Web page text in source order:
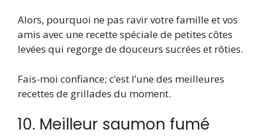
Alors, pourquoi ne pas ravir votre famille et vos
amis avec une recette spéciale de petites côtes
levées qui regorge de douceurs sucrées et rôties.
Fais-moi confiance; c’est l’une des meilleures
recettes de grillades du moment.
10. Meilleur saumon fumé